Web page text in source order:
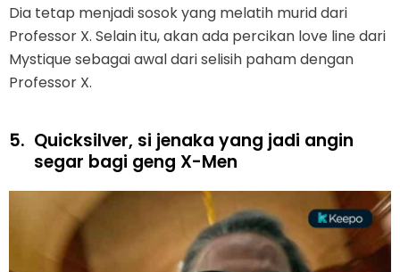
Dia tetap menjadi sosok yang melatih murid dari
Professor X. Selain itu, akan ada percikan love line dari
Mystique sebagai awal dari selisih paham dengan
Professor X.
5. Quicksilver, si jenaka yang jadi angin
segar bagi geng X-Men